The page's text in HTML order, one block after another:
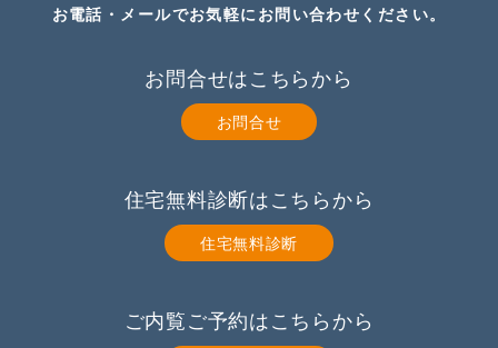
お電話・メールでお気軽にお問い合わせください。
お問合せはこちらから
お問合せ
住宅無料診断はこちらから
住宅無料診断
ご内覧ご予約はこちらから